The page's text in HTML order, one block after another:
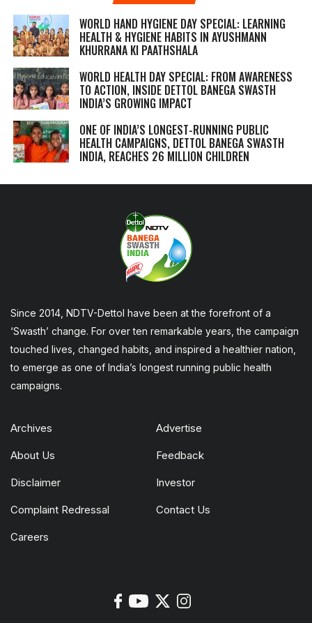
WORLD HAND HYGIENE DAY SPECIAL: LEARNING
HEALTH & HYGIENE HABITS IN AYUSHMANN
KHURRANA KI PAATHSHALA
WORLD HEALTH DAY SPECIAL: FROM AWARENESS
TO ACTION, INSIDE DETTOL BANEGA SWASTH
INDIA’S GROWING IMPACT
ONE OF INDIA’S LONGEST-RUNNING PUBLIC
HEALTH CAMPAIGNS, DETTOL BANEGA SWASTH
INDIA, REACHES 26 MILLION CHILDREN
Since 2014, NDTV-Dettol have been at the forefront of a
‘Swasth’ change. For over ten remarkable years, the campaign
touched lives, changed habits, and inspired a healthier nation,
to emerge as one of India’s longest running public health
campaigns.
Archives Advertise
About Us Feedback
Disclaimer Investor
Complaint Redressal Contact Us
Careers